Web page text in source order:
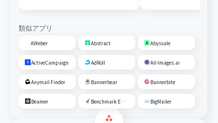
類似アプリ
AWeber Abstract Abyssale
ActiveCampaign AdRoll All-Images.ai
Anymail Finder Bannerbear Bannerbite
Beamer Benchmark Email BigMailer